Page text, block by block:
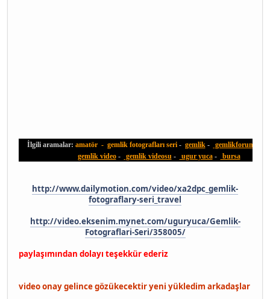
İlgili aramalar: amatör - gemlik fotografları seri- gemlik- gemlikforum
gemlik video- gemlik videosu- ugur yuca- bursa
http://www.dailymotion.com/video/xa2dpc_gemlik-
fotograflary-seri_travel
http://video.eksenim.mynet.com/uguryuca/Gemlik-
Fotograflari-Seri/358005/
paylaşımından dolayı teşekkür ederiz
video onay gelince gözükecektir yeni yükledim arkadaşlar